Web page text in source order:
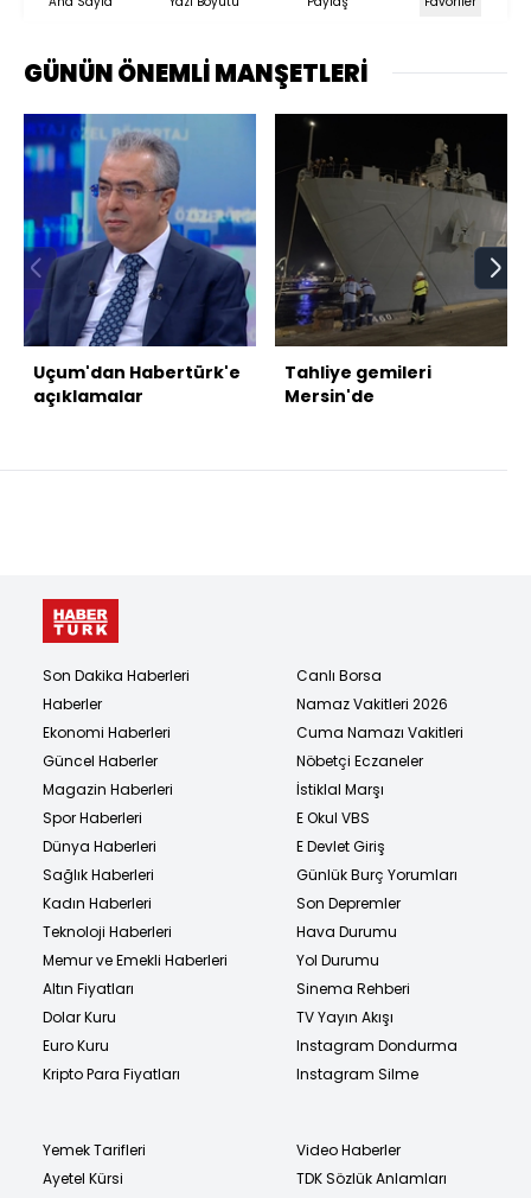
GÜNÜN ÖNEMLİ MANŞETLERİ
Uçum'dan Habertürk'e
açıklamalar
Tahliye gemileri
Mersin'de
Son Dakika Haberleri
Haberler
Ekonomi Haberleri
Güncel Haberler
Magazin Haberleri
Spor Haberleri
Dünya Haberleri
Sağlık Haberleri
Kadın Haberleri
Teknoloji Haberleri
Memur ve Emekli Haberleri
Altın Fiyatları
Dolar Kuru
Euro Kuru
Kripto Para Fiyatları
Canlı Borsa
Namaz Vakitleri 2026
Cuma Namazı Vakitleri
Nöbetçi Eczaneler
İstiklal Marşı
E Okul VBS
E Devlet Giriş
Günlük Burç Yorumları
Son Depremler
Hava Durumu
Yol Durumu
Sinema Rehberi
TV Yayın Akışı
Instagram Dondurma
Instagram Silme
Yemek Tarifleri
Ayetel Kürsi
Video Haberler
TDK Sözlük Anlamları